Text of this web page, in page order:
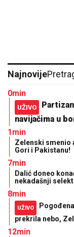
Najnovije
0min
UŽIVO
navijačima u
1min
Zelenski smenio
Gori i Pakistanu!
7min
Dalić doneo
nekadašnji
8min
UŽIVO
prekrila nebo,
12min